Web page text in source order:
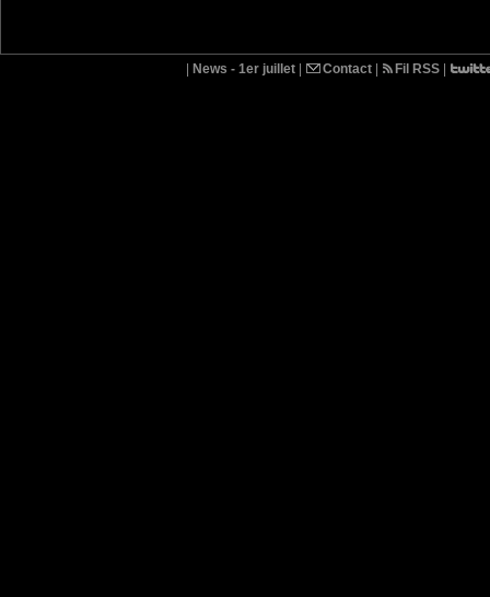
News - 1er juillet Contact Fil RSS